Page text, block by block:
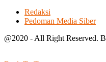
Redaksi
Pedoman Media Siber
@2020 - All Right Reserved.